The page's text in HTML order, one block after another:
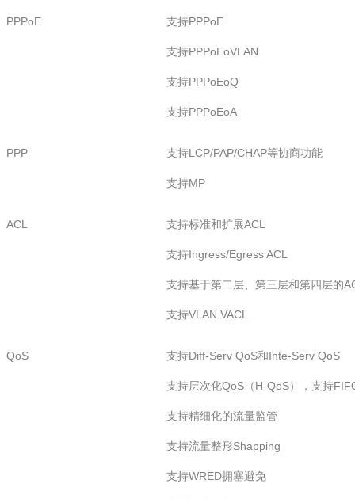
PPPoE 支持PPPoE
支持PPPoEoVLAN
支持PPPoEoQ
支持PPPoEoA
PPP 支持LCP/PAP/CHAP等协商功能
支持MP
ACL 支持标准和扩展ACL
支持Ingress/Egress ACL
支持基于第二层、第三层和第四层的
支持VLAN VACL
QoS 支持Diff-Serv QoS和Inte-Serv QoS
支持层次化QoS（H-QoS），支持
支持精细化的流量监管
支持流量整形Shapping
支持WRED拥塞避免